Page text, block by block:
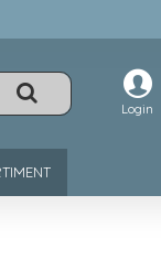
Login